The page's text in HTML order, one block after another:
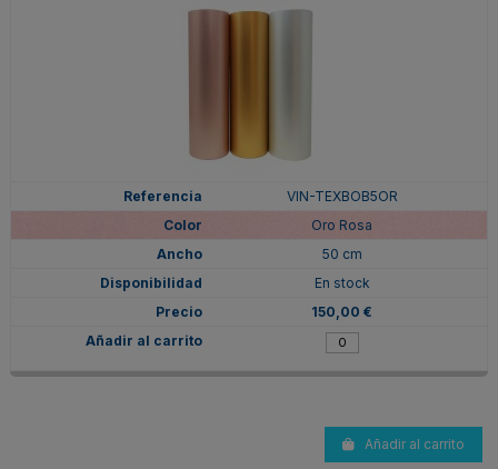
VIN-TEXBOB5OR
Oro Rosa
50 cm
En stock
150,00 €
Añadir al carrito